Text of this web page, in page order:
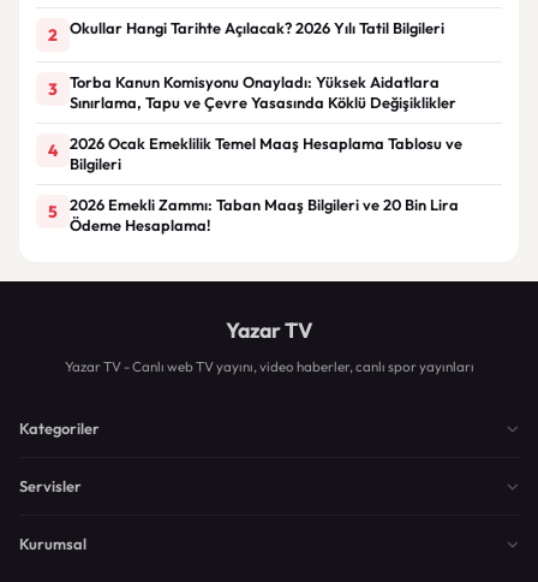
2 Okullar Hangi Tarihte Açılacak? 2026 Yılı Tatil Bilgileri
3
Torba Kanun Komisyonu Onayladı: Yüksek Aidatlara
Sınırlama, Tapu ve Çevre Yasasında Köklü Değişiklikler
4
2026 Ocak Emeklilik Temel Maaş Hesaplama Tablosu ve
Bilgileri
5
2026 Emekli Zammı: Taban Maaş Bilgileri ve 20 Bin Lira
Ödeme Hesaplama!
Yazar TV
Yazar TV - Canlı web TV yayını, video haberler, canlı spor yayınları
Kategoriler
Servisler
Kurumsal